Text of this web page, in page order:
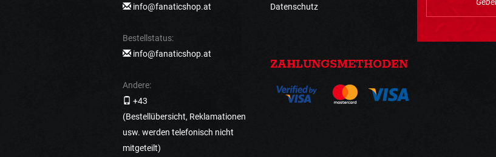
info@fanaticshop.at
Bestellstatus:
info@fanaticshop.at
Andere:
+43
(Bestellübersicht, Reklamationen
usw. werden telefonisch nicht
mitgeteilt)
Datenschutz
ZAHLUNGSMETHODEN